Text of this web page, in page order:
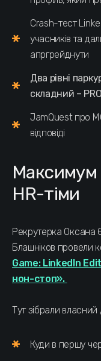
Crash-тест
учасників та
апргрейднути
Два рівні
складний –
JamQuest про
відповіді
Максимум
HR-тіми
Рекрутерка Оксана
Блашніков провели
Game: LinkedIn
нон-стоп».
Тут зібрали власний
Куди в першу